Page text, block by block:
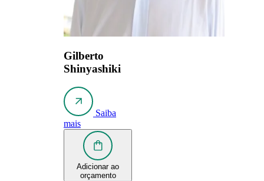
Gilberto
Shinyashiki
Saiba
mais
Adicionar ao
orçamento